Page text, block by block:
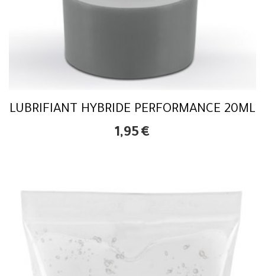
LUBRIFIANT HYBRIDE PERFORMANCE 20ML
1,95 €